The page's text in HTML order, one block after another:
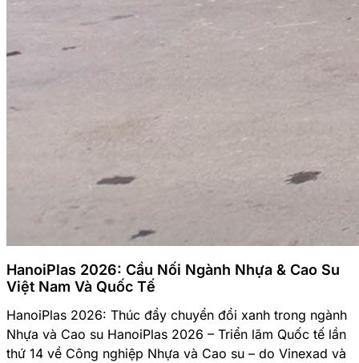
HanoiPlas 2026: Cầu Nối Ngành Nhựa & Cao Su
Việt Nam Và Quốc Tế
HanoiPlas 2026: Thúc đẩy chuyển đổi xanh trong ngành
Nhựa và Cao su HanoiPlas 2026 – Triển lãm Quốc tế lần
thứ 14 về Công nghiệp Nhựa và Cao su – do Vinexad và